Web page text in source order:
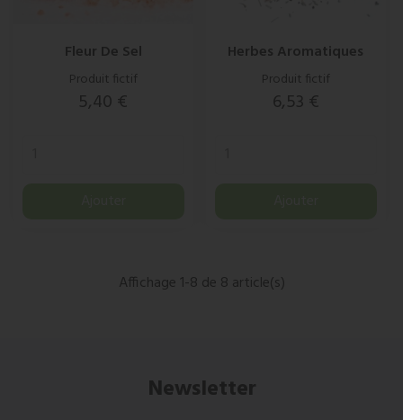
Fleur De Sel
Produit fictif
Prix
5,40 €
Herbes Aromatiques
Produit fictif
Prix
6,53 €
Affichage 1-8 de 8 article(s)
Newsletter